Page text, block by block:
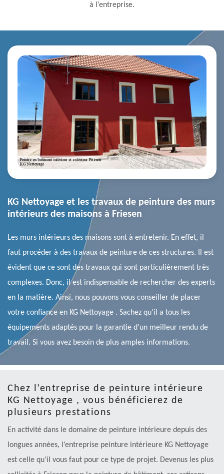
à l’entreprise.
KG Nettoyage et les travaux de peinture des murs
intérieurs des maisons à Friesen
Les murs intérieurs des maisons sont à entretenir. En effet, il
faut procéder à des travaux de peinture de ces structures. Il est
évident que ce sont des travaux qui sont particulièrement très
complexes. Donc, il est indispensable de rechercher des experts
en la matière. Ainsi, nous pouvons vous conseiller de placer
votre confiance en KG Nettoyage . Sachez qu'il a tous les
équipements adaptés pour la garantie d'un meilleur rendu de
travail. Si vous avez besoin de plus amples informations.
Chez l’entreprise de peinture intérieure
KG Nettoyage , vous bénéficierez de
plusieurs prestations
En activité dans le domaine de peinture intérieure depuis des
longues années, l’entreprise peinture intérieure KG Nettoyage
est celle qu’il vous faut pour ce type de projet. Devenus les plus